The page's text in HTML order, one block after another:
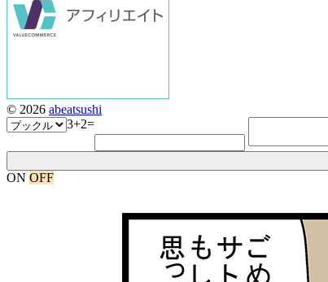
© 2026 abeatsushi
3+2=
ON OFF